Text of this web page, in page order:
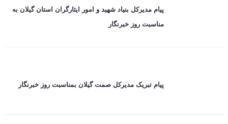
پیام مدیرکل بنیاد شهید و امور ایثارگران استان گیلان به
مناسبت روز خبرنگار
پیام تبریک مدیرکل صمت گیلان بمناسبت روز خبرنگار